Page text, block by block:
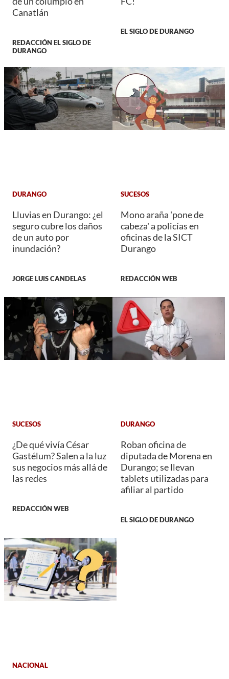
Canatlán
REDACCIÓN EL SIGLO DE
DURANGO
EL SIGLO DE DURANGO
DURANGO
Lluvias en Durango: ¿el
seguro cubre los daños
de un auto por
inundación?
JORGE LUIS CANDELAS
SUCESOS
Mono araña 'pone de
cabeza' a policías en
oficinas de la SICT
Durango
REDACCIÓN WEB
SUCESOS
¿De qué vivía César
Gastélum? Salen a la luz
sus negocios más allá de
las redes
REDACCIÓN WEB
DURANGO
Roban oficina de
diputada de Morena en
Durango; se llevan
tablets utilizadas para
afiliar al partido
EL SIGLO DE DURANGO
NACIONAL